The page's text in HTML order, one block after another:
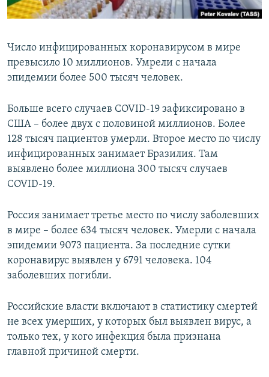
Все сайты РСЕ/РС
Число инфицированных коронавирусом в мире
превысило 10 миллионов. Умрели с начала
эпидемии более 500 тысяч человек.
Больше всего случаев COVID-19 зафиксировано в
США – более двух с половиной миллионов. Более
128 тысяч пациентов умерли. Второе место по числу
инфицированных занимает Бразилия. Там
выявлено более миллиона 300 тысяч случаев
COVID-19.
Россия занимает третье место по числу заболевших
в мире – более 634 тысяч человек. Умерли с начала
эпидемии 9073 пациента. За последние сутки
коронавирус выявлен у 6791 человека. 104
заболевших погибли.
Российские власти включают в статистику смертей
не всех умерших, у которых был выявлен вирус, а
только тех, у кого инфекция была признана
главной причиной смерти.